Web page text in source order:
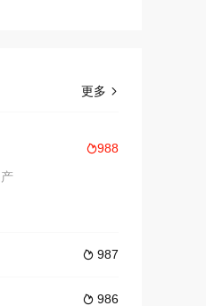
更多 
988
 987
 986